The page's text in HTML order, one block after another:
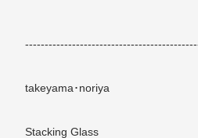
takeyama･noriya
Stacking Glass